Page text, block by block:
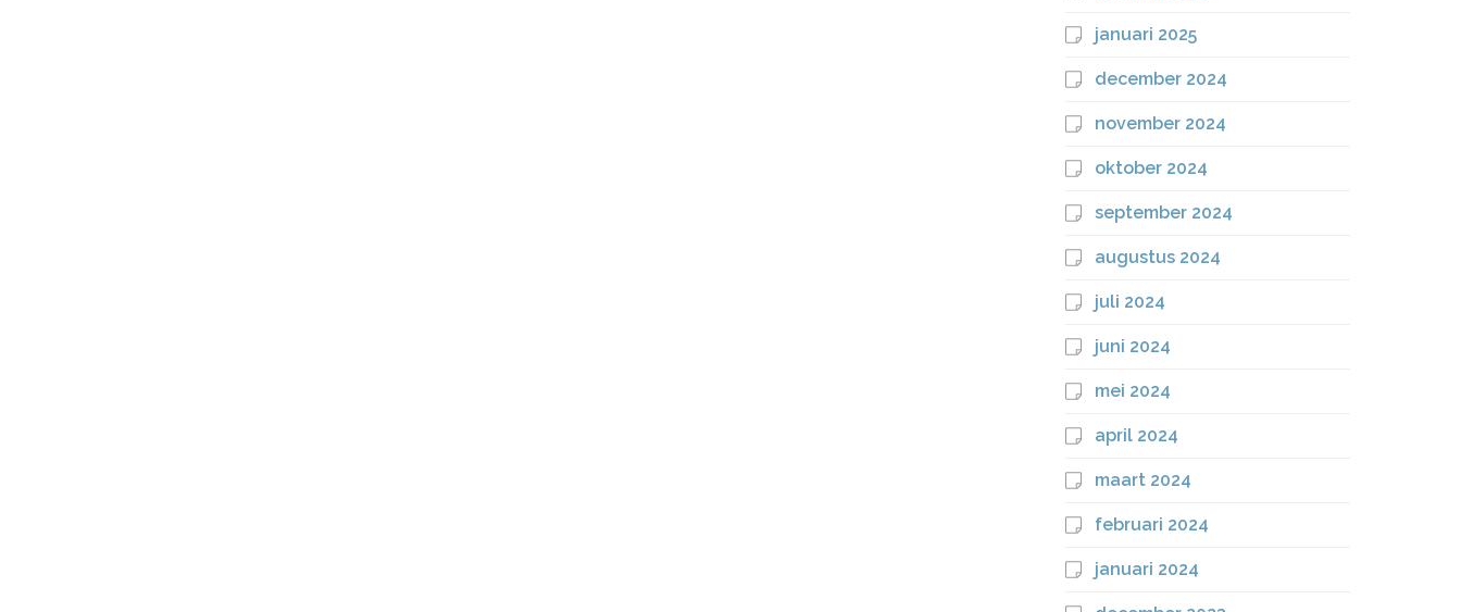
januari 2025
december 2024
november 2024
oktober 2024
september 2024
augustus 2024
juli 2024
juni 2024
mei 2024
april 2024
maart 2024
februari 2024
januari 2024